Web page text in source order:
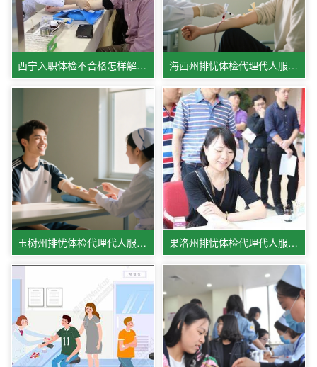
西宁入职体检不合格怎样解决,西宁体检医院体检服务相关情况 海西州排忧体检代理代人服务中心
玉树州排忧体检代理代人服务机构 果洛州排忧体检代理代人服务公司